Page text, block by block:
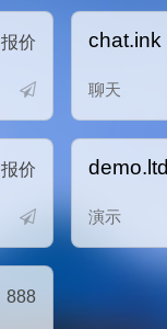
报价 chat.ink
聊天
报价 demo.ltd
演示
888